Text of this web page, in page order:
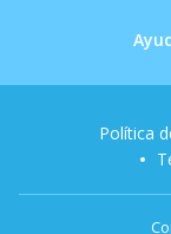
Política